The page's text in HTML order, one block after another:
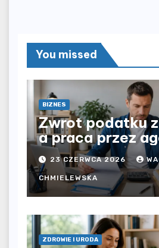
You missed
BIZNES
Zwrot podatku
a praca przez
bezpośrednio u
pracodawcy –
rozliczyć oba
dochodu?
23 CZERWCA 2026
CHMIELEWSKA
ZDROWIE I URODA